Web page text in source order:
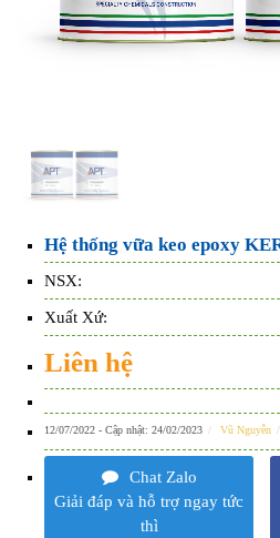
Hệ thống vữa keo epoxy
NSX:
Xuất Xứ:
Liên hệ
12/07/2022 - Cập nhật: 24/02/2023 Vũ Nguyễn
Chat Zalo
Giải đáp và hỗ trợ ngay tức
thì